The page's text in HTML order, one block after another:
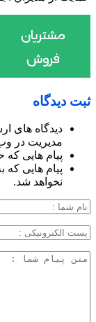
ثبت دیدگاه
دیدگاه های
مدیریت در
پیام هایی که
پیام هایی که
نخواهد شد.